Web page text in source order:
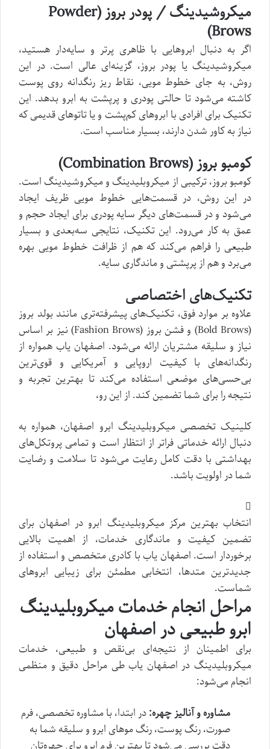
میکروشیدینگ / پودر بروز (Powder
Brows)
اگر به دنبال ابروهایی با ظاهری پرتر و سایه‌دار هستید،
میکروشیدینگ یا پودر بروز، گزینه‌ای عالی است. در این
روش، به جای خطوط مویی، نقاط ریز رنگدانه روی پوست
کاشته می‌شود تا حالتی پودری و پرپشت به ابرو بدهد. این
تکنیک برای افرادی با ابروهای کم‌پشت و یا تاتوهای قدیمی که
نیاز به کاور شدن دارند، بسیار مناسب است.
کومبو بروز (Combination Brows)
کومبو بروز، ترکیبی از میکروبلیدینگ و میکروشیدینگ است.
در این روش، در قسمت‌هایی خطوط مویی ظریف ایجاد
می‌شود و در قسمت‌های دیگر سایه پودری برای ایجاد حجم و
عمق به کار می‌رود. این تکنیک، نتایجی سه‌بعدی و بسیار
طبیعی را فراهم می‌کند که هم از ظرافت خطوط مویی بهره
می‌برد و هم از پرپشتی و ماندگاری سایه.
تکنیک‌های اختصاصی
علاوه بر موارد فوق، تکنیک‌های پیشرفته‌تری مانند بولد بروز
(Bold Brows) و فشن بروز (Fashion Brows) نیز بر اساس
نیاز و سلیقه مشتریان ارائه می‌شود. اصفهان یاب همواره از
رنگدانه‌های با کیفیت اروپایی و آمریکایی و قوی‌ترین
بی‌حسی‌های موضعی استفاده می‌کند تا بهترین تجربه و
نتیجه را برای شما تضمین کند. از این رو،
کلینیک تخصصی میکروبلیدینگ ابرو اصفهان، همواره به
دنبال ارائه خدماتی فراتر از انتظار است و تمامی پروتکل‌های
بهداشتی با دقت کامل رعایت می‌شود تا سلامت و رضایت
شما در اولویت باشد.
انتخاب بهترین مرکز میکروبلیدینگ ابرو در اصفهان برای
تضمین کیفیت و ماندگاری خدمات، از اهمیت بالایی
برخوردار است. اصفهان یاب با کادری متخصص و استفاده از
جدیدترین متدها، انتخابی مطمئن برای زیبایی ابروهای
شماست.
مراحل انجام خدمات میکروبلیدینگ
ابرو طبیعی در اصفهان
برای اطمینان از نتیجه‌ای بی‌نقص و طبیعی، خدمات
میکروبلیدینگ در اصفهان یاب طی مراحل دقیق و منظمی
انجام می‌شود:
مشاوره و آنالیز چهره:در ابتدا، با مشاوره تخصصی، فرم
صورت، رنگ پوست، رنگ موهای ابرو و سلیقه شما به